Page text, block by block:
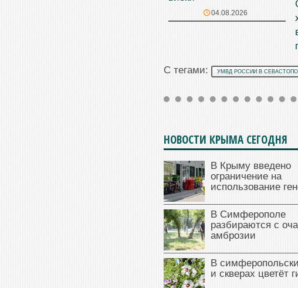
04.08.2026
С тегами: УМВД РОССИИ В
НОВОСТИ КРЫМА СЕГОДНЯ
В Крыму введено
ограничение на
использование
В Симферополе
разбираются с
амброзии
В
и скверах цветёт